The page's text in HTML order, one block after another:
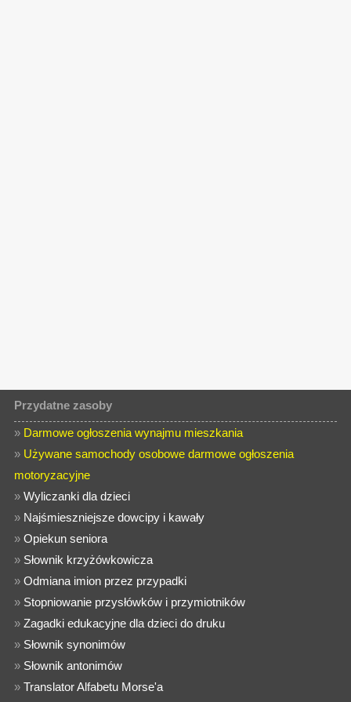
Przydatne zasoby
» Darmowe ogłoszenia wynajmu mieszkania
» Używane samochody osobowe darmowe ogłoszenia
motoryzacyjne
»Wyliczanki dla dzieci
» Najśmieszniejsze dowcipy i kawały
»Opiekun seniora
» Słownik krzyżówkowicza
»Odmiana imion przez przypadki
» Stopniowanie przysłówków i przymiotników
»Zagadki edukacyjne dla dzieci do druku
» Słownik synonimów
» Słownik antonimów
»Translator Alfabetu Morse'a